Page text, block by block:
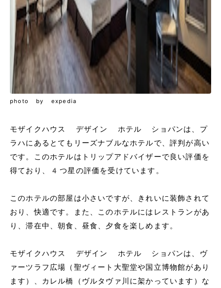
photo by expedia
モザイクハウス デザイン ホテル ショパンは、プ
ラハにあるとてもリーズナブルなホテルで、評判が高い
です。このホテルはトリップアドバイザーで良い評価を
得ており、4つ星の評価を受けています。
このホテルの部屋は小さいですが、きれいに装飾されて
おり、快適です。また、このホテルにはレストランがあ
り、滞在中、朝食、昼食、夕食を楽しめます。
モザイクハウス デザイン ホテル ショパンは、ヴ
ァーツラフ広場（聖ヴィート大聖堂や国立博物館があり
ます）、カレル橋（ヴルタヴァ川に架かっています）な